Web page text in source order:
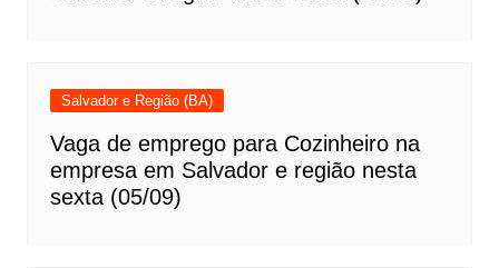
Salvador e Região (BA)
Vaga de emprego para Cozinheiro na
empresa em Salvador e região nesta
sexta (05/09)